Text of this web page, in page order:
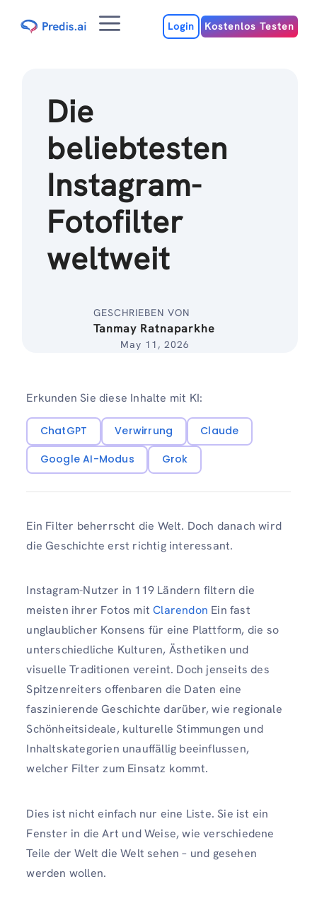
Inhalt
MenuLogin Kostenlos Testen
Die
beliebtesten
Instagram-
Fotofilter
weltweit
GESCHRIEBEN VON
Tanmay Ratnaparkhe
May 11, 2026
Erkunden Sie diese Inhalte mit KI:
ChatGPT Verwirrung
Claude
Google AI-Modus
Grok
Ein Filter beherrscht die Welt. Doch danach wird
die Geschichte erst richtig interessant.
Instagram-Nutzer in 119 Ländern filtern die
meisten ihrer Fotos mitClarendon Ein fast
unglaublicher Konsens für eine Plattform, die so
unterschiedliche Kulturen, Ästhetiken und
visuelle Traditionen vereint. Doch jenseits des
Spitzenreiters offenbaren die Daten eine
faszinierende Geschichte darüber, wie regionale
Schönheitsideale, kulturelle Stimmungen und
Inhaltskategorien unauffällig beeinflussen,
welcher Filter zum Einsatz kommt.
Dies ist nicht einfach nur eine Liste. Sie ist ein
Fenster in die Art und Weise, wie verschiedene
Teile der Welt die Welt sehen – und gesehen
werden wollen.